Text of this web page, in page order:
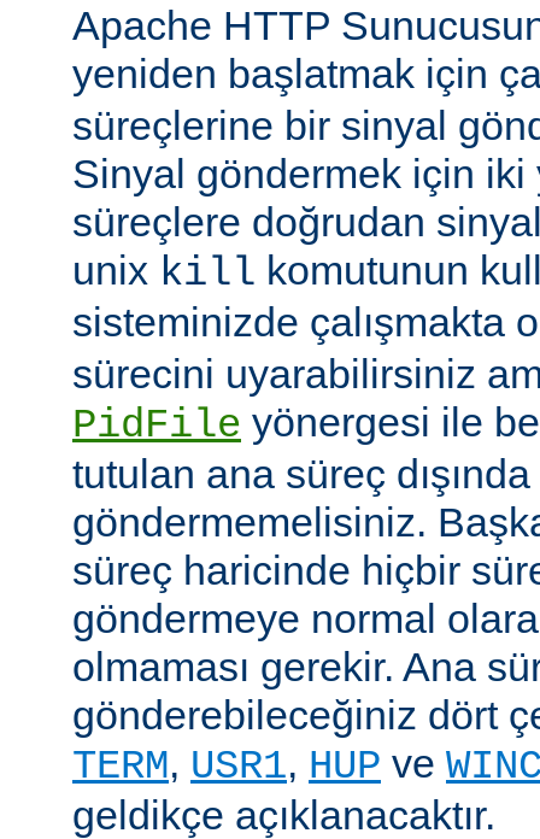
Apache HTTP
yeniden başlatmak için
süreçlerine bir sinyal
Sinyal göndermek için iki
süreçlere doğrudan
unix kill komutunun
sisteminizde çalışmakta
sürecini uyarabilirsiniz
PidFile yönergesi ile
tutulan ana süreç
göndermemelisiniz.
süreç haricinde hiçbir
göndermeye normal
olmaması gerekir. Ana
gönderebileceğiniz dört
TERM, USR1, HUP ve
geldikçe açıklanacaktır.